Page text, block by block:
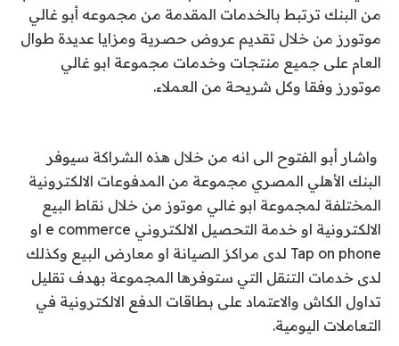
من البنك ترتبط بالخدمات المقدمة من مجموعه أبو غالي
موتورز من خلال تقديم عروض حصرية ومزايا عديدة طوال
العام على جميع منتجات وخدمات مجموعة ابو غالي
موتورز وفقا وكل شريحة من العملاء.
واشار أبو الفتوح الى انه من خلال هذه الشراكة سيوفر
البنك الأهلي المصري مجموعة من المدفوعات الالكترونية
المختلفة لمجموعة ابو غالي موتوز من خلال نقاط البيع
الالكترونية او خدمة التحصيل الالكتروني e commerce او
Tap on phone لدى مراكز الصيانة او معارض البيع وكذلك
لدى خدمات التنقل التي ستوفرها المجموعة بهدف تقليل
تداول الكاش والاعتماد على بطاقات الدفع الالكترونية في
التعاملات اليومية.